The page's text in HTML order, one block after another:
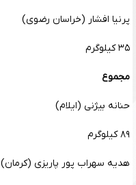
پرنیا افشار (خراسان رضوی)
۳۵ کیلوگرم
مجموع
حنانه بیژنی (ایلام)
۸۹ کیلوگرم
هدیه سهراب پور پاریزی (کرمان)